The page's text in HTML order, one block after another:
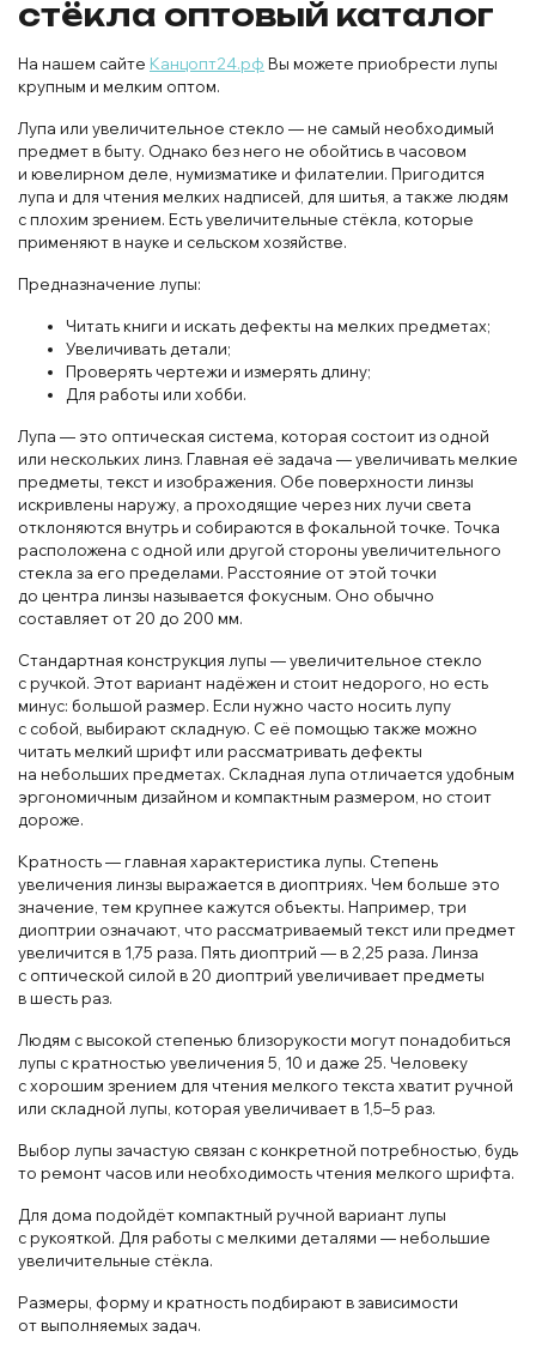
стёкла оптовый каталог
На нашем сайте Канцопт24.рф Вы можете приобрести лупы
крупным и мелким оптом.
Лупа или увеличительное стекло — не самый необходимый
предмет в быту. Однако без него не обойтись в часовом
и ювелирном деле, нумизматике и филателии. Пригодится
лупа и для чтения мелких надписей, для шитья, а также людям
с плохим зрением. Есть увеличительные стёкла, которые
применяют в науке и сельском хозяйстве.
Предназначение лупы:
Читать книги и искать дефекты на мелких предметах;
Увеличивать детали;
Проверять чертежи и измерять длину;
Для работы или хобби.
Лупа — это оптическая система, которая состоит из одной
или нескольких линз. Главная её задача — увеличивать мелкие
предметы, текст и изображения. Обе поверхности линзы
искривлены наружу, а проходящие через них лучи света
отклоняются внутрь и собираются в фокальной точке. Точка
расположена с одной или другой стороны увеличительного
стекла за его пределами. Расстояние от этой точки
до центра линзы называется фокусным. Оно обычно
составляет от 20 до 200 мм.
Стандартная конструкция лупы — увеличительное стекло
с ручкой. Этот вариант надёжен и стоит недорого, но есть
минус: большой размер. Если нужно часто носить лупу
с собой, выбирают складную. С её помощью также можно
читать мелкий шрифт или рассматривать дефекты
на небольших предметах. Складная лупа отличается удобным
эргономичным дизайном и компактным размером, но стоит
дороже.
Кратность — главная характеристика лупы. Степень
увеличения линзы выражается в диоптриях. Чем больше это
значение, тем крупнее кажутся объекты. Например, три
диоптрии означают, что рассматриваемый текст или предмет
увеличится в 1,75 раза. Пять диоптрий — в 2,25 раза. Линза
с оптической силой в 20 диоптрий увеличивает предметы
в шесть раз.
Людям с высокой степенью близорукости могут понадобиться
лупы с кратностью увеличения 5, 10 и даже 25. Человеку
с хорошим зрением для чтения мелкого текста хватит ручной
или складной лупы, которая увеличивает в 1,5–5 раз.
Выбор лупы зачастую связан с конкретной потребностью, будь
то ремонт часов или необходимость чтения мелкого шрифта.
Для дома подойдёт компактный ручной вариант лупы
с рукояткой. Для работы с мелкими деталями — небольшие
увеличительные стёкла.
Размеры, форму и кратность подбирают в зависимости
от выполняемых задач.